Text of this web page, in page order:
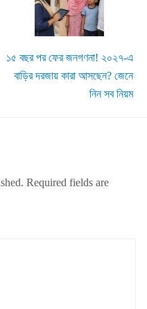
১৫ বছর পর ফের জনগণনা! ২০২৭-এ
বাড়ির দরজায় কারা আসছেন? জেনে
নিন সব নিয়ম
Required fields are